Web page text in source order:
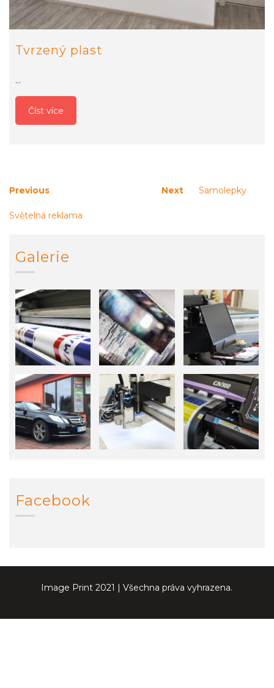
Tvrzený plast
…
Číst více
Navigace
pro
Previous
Previous
Světelná reklama
Next
Next
Samolepky
Galerie
Facebook
Image Print 2021 | Všechna práva vyhrazena.